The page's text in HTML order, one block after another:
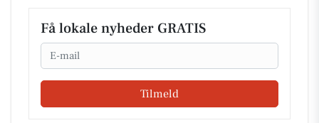
Få lokale nyheder GRATIS
Email
Tilmeld